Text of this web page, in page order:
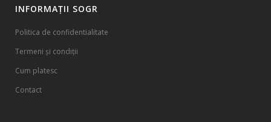
INFORMAȚII SOGR
Politica de confidentialitate
Termeni și condiții
Cum platesc
Contact